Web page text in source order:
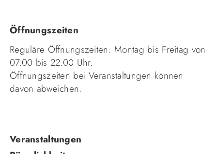
Öffnungszeiten
Reguläre Öffnungszeiten: Montag bis Freitag von
07.00 bis 22.00 Uhr.
Öffnungszeiten bei Veranstaltungen können
davon abweichen.
Navigation
überspringen
Veranstaltungen